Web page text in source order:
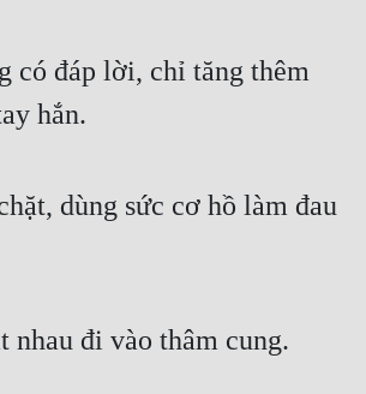
có đáp lời, chỉ tăng thêm
hắn.
dùng sức cơ hồ làm đau
nhau đi vào thâm cung.